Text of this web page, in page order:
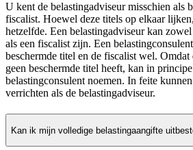
U kent de belastingadviseur misschien als
fiscalist. Hoewel deze titels op elkaar
hetzelfde. Een belastingadviseur kan
als een fiscalist zijn. Een
beschermde titel en de fiscalist wel. Omdat
geen beschermde titel heeft, kan in
belastingconsulent noemen. In feite
verrichten als de belastingadviseur.
Kan ik mijn volledige belastingaangifte